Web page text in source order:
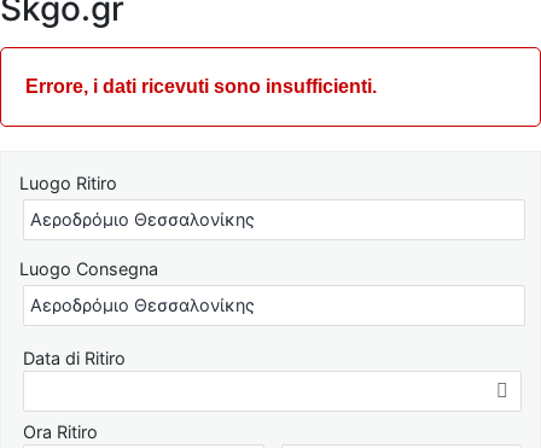
Skgo.gr
Errore, i dati ricevuti sono insufficienti.
Luogo Ritiro
Luogo Consegna
Data di Ritiro
Ora Ritiro